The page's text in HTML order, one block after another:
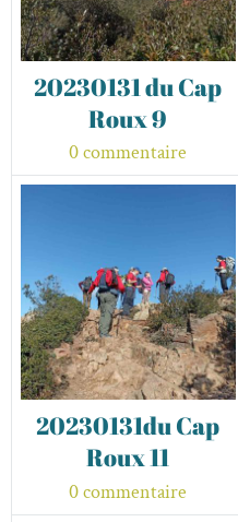
20230131 du Cap
Roux 9
0 commentaire
20230131du Cap
Roux 11
0 commentaire